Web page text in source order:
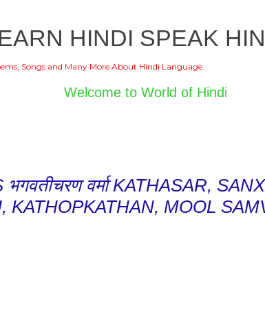
HINDI SPEAK
Songs and Many More About Hindi Language.
Welcome to World of Hindi
वर्मा KATHASAR,
KATHOPKATHAN, MOOL